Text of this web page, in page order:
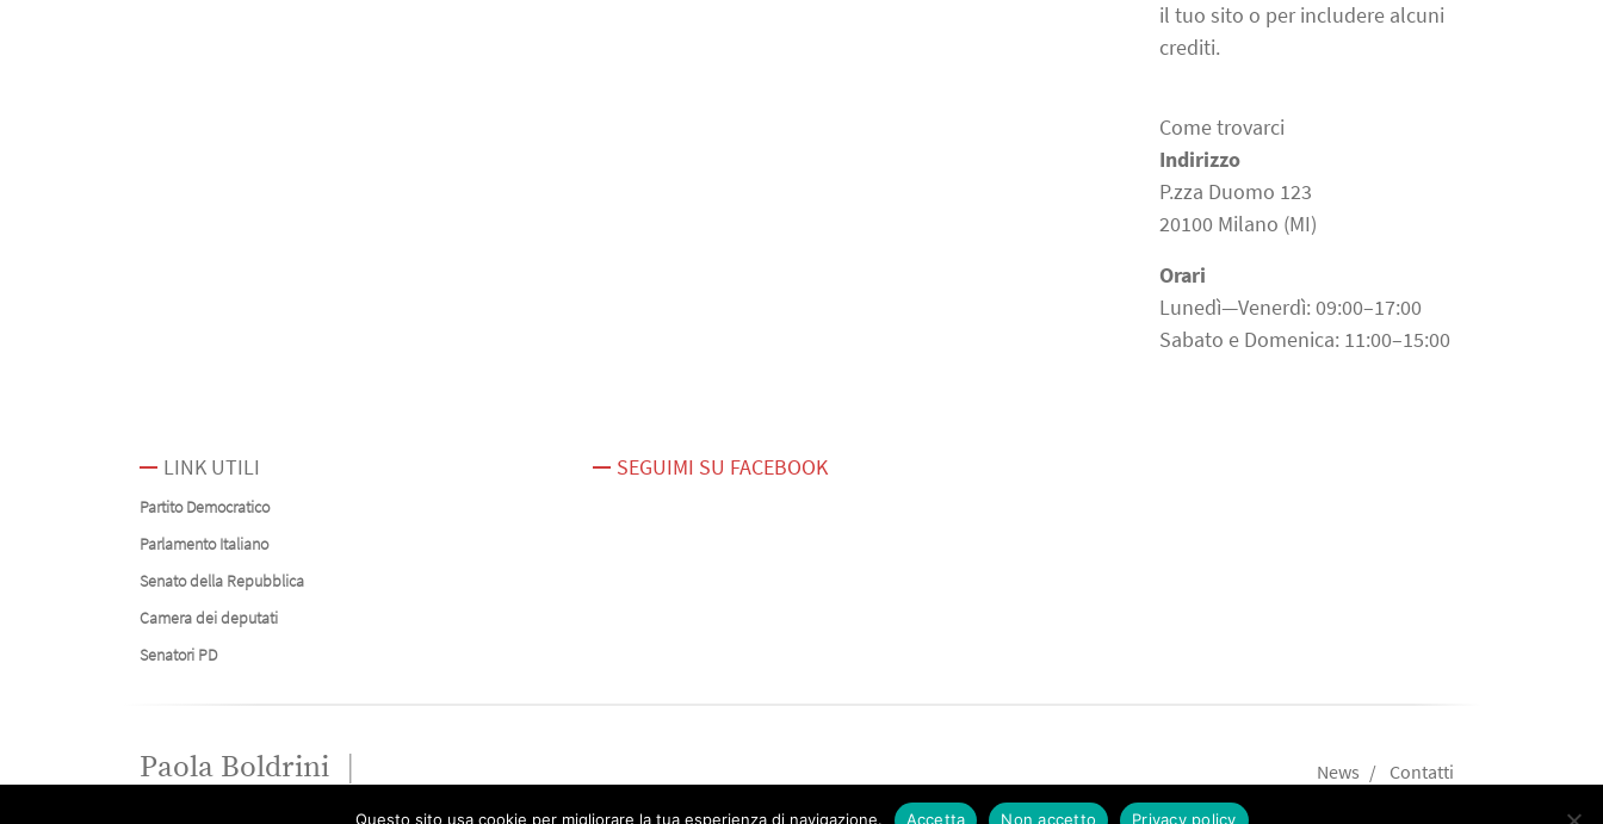
il tuo sito o per includere alcuni
crediti.
Come trovarci
Indirizzo
P.zza Duomo 123
20100 Milano (MI)
Orari
Lunedì—Venerdì: 09:00–17:00
Sabato e Domenica: 11:00–15:00
LINK UTILI
Partito Democratico
Parlamento Italiano
Senato della Repubblica
Camera dei deputati
Senatori PD
SEGUIMI SU FACEBOOK
Paola Boldrini News Contatti
Questo sito usa cookie per migliorare la tua esperienza di navigazione. Accetta Non accetto Privacy policy